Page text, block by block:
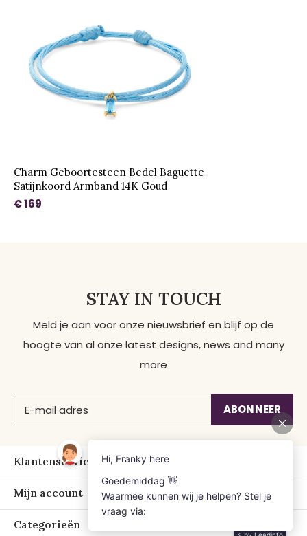
Charm Geboortesteen Bedel Baguette
Satijnkoord Armband 14K Goud
€ 169
STAY IN TOUCH
Meld je aan voor onze nieuwsbrief en blijf op de
hoogte van al onze latest designs, news and many
more
ABONNEER
Klantenservice
Mijn account
Categorieën